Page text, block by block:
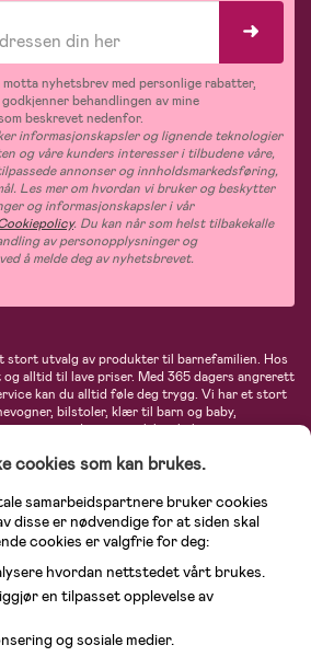
motta nyhetsbrev med personlige rabatter,
behandlingen av mine
beskrevet nedenfor.
informasjonskapsler og lignende teknologier
og våre kunders interesser i tilbudene våre,
annonser og innholdsmarkedsføring,
Les mer om hvordan vi bruker og beskytter
og informasjonskapsler i vår
. Du kan når som helst tilbakekalle
av personopplysninger og
å melde deg av nyhetsbrevet.
stort utvalg av produkter til barnefamilien. Hos
alltid til lave priser. Med 365 dagers angrerett
kan du alltid føle deg trygg. Vi har et stort
bilstoler, klær til barn og baby,
inspirerende interiør, leker, babyustyr og mye
Didriksons, KidKraft, Ergobaby, Philips
baby!
cookies som kan brukes.
samarbeidspartnere bruker cookies
disse er nødvendige for at siden skal
cookies er valgfrie for deg:
hvordan nettstedet vårt brukes.
en tilpasset opplevelse av
og sosiale medier.